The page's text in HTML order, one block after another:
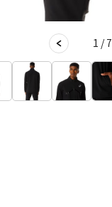
1 / 7